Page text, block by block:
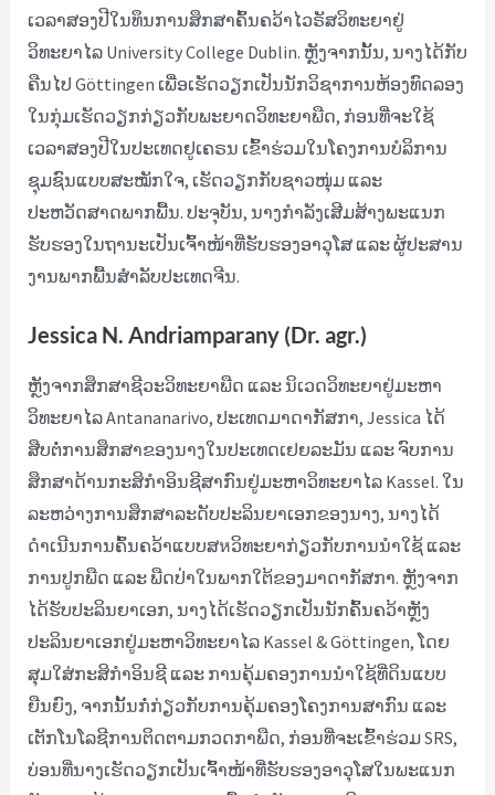
ເວລາສອງປີໃນທຶນການສຶກສາຄົ້ນຄວ້າໄວຣັສວິທະຍາຢູ່
ວິທະຍາໄລ University College Dublin. ຫຼັງຈາກນັ້ນ, ນາງໄດ້ກັບ
ຄືນໄປ Göttingen ເພື່ອເຮັດວຽກເປັນນັກວິຊາການຫ້ອງທົດລອງ
ໃນກຸ່ມເຮັດວຽກກ່ຽວກັບພະຍາດວິທະຍາພືດ, ກ່ອນທີ່ຈະໃຊ້
ເວລາສອງປີໃນປະເທດຢູເຄຣນ ເຂົ້າຮ່ວມໃນໂຄງການບໍລິການ
ຊຸມຊົນແບບສະໝັກໃຈ, ເຮັດວຽກກັບຊາວໜຸ່ມ ແລະ
ປະຫວັດສາດພາກພື້ນ. ປະຈຸບັນ, ນາງກຳລັງເສີມສ້າງພະແນກ
ຮັບຮອງໃນຖານະເປັນເຈົ້າໜ້າທີ່ຮັບຮອງອາວຸໂສ ແລະ ຜູ້ປະສານ
ງານພາກພື້ນສຳລັບປະເທດຈີນ.
Jessica N. Andriamparany (Dr. agr.)
ຫຼັງຈາກສຶກສາຊີວະວິທະຍາພືດ ແລະ ນິເວດວິທະຍາຢູ່ມະຫາ
ວິທະຍາໄລ Antananarivo, ປະເທດມາດາກັສກາ, Jessica ໄດ້
ສືບຕໍ່ການສຶກສາຂອງນາງໃນປະເທດເຢຍລະມັນ ແລະ ຈົບການ
ສຶກສາດ້ານກະສິກຳອິນຊີສາກົນຢູ່ມະຫາວິທະຍາໄລ Kassel. ໃນ
ລະຫວ່າງການສຶກສາລະດັບປະລິນຍາເອກຂອງນາງ, ນາງໄດ້
ດຳເນີນການຄົ້ນຄວ້າແບບສหວິທະຍາກ່ຽວກັບການນຳໃຊ້ ແລະ
ການປູກພືດ ແລະ ພືດປ່າໃນພາກໃຕ້ຂອງມາດາກັສກາ. ຫຼັງຈາກ
ໄດ້ຮັບປະລິນຍາເອກ, ນາງໄດ້ເຮັດວຽກເປັນນັກຄົ້ນຄວ້າຫຼັງ
ປະລິນຍາເອກຢູ່ມະຫາວິທະຍາໄລ Kassel & Göttingen, ໂດຍ
ສຸມໃສ່ກະສິກຳອິນຊີ ແລະ ການຄຸ້ມຄອງການນຳໃຊ້ທີ່ດິນແບບ
ຍືນຍົງ, ຈາກນັ້ນກໍ່ກ່ຽວກັບການຄຸ້ມຄອງໂຄງການສາກົນ ແລະ
ເຕັກໂນໂລຊີການຕິດຕາມກວດກາພືດ, ກ່ອນທີ່ຈະເຂົ້າຮ່ວມ SRS,
ບ່ອນທີ່ນາງເຮັດວຽກເປັນເຈົ້າໜ້າທີ່ຮັບຮອງອາວຸໂສໃນພະແນກ